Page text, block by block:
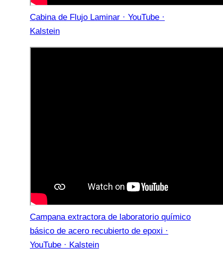
Cabina de Flujo Laminar · YouTube ·
Kalstein
Campana extractora de laboratorio químico
básico de acero recubierto de epoxi ·
YouTube · Kalstein